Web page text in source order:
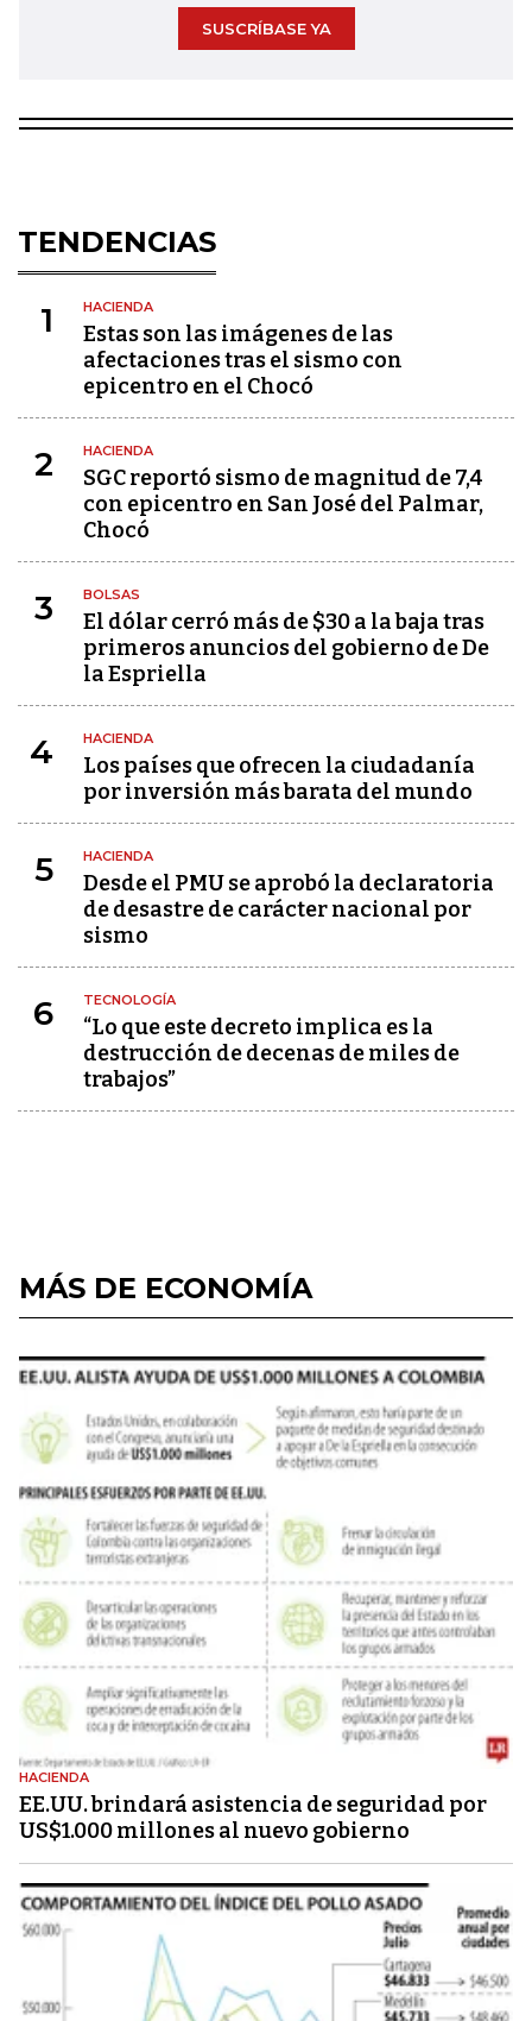
SUSCRÍBASE YA
TENDENCIAS
1 HACIENDA
Estas son las imágenes de las
afectaciones tras el sismo con
epicentro en el Chocó
2 HACIENDA
SGC reportó sismo de magnitud de 7,4
con epicentro en San José del Palmar,
Chocó
3 BOLSAS
El dólar cerró más de $30 a la baja tras
primeros anuncios del gobierno de De
la Espriella
4 HACIENDA
Los países que ofrecen la ciudadanía
por inversión más barata del mundo
5 HACIENDA
Desde el PMU se aprobó la declaratoria
de desastre de carácter nacional por
sismo
6 TECNOLOGÍA
“Lo que este decreto implica es la
destrucción de decenas de miles de
trabajos”
MÁS DE ECONOMÍA
HACIENDA
EE.UU. brindará asistencia de seguridad por
US$1.000 millones al nuevo gobierno